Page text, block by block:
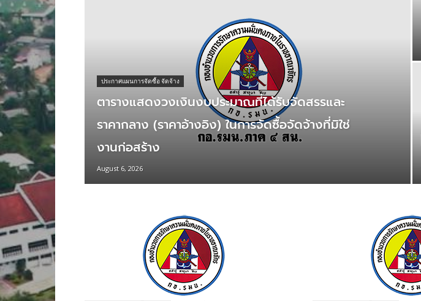
ประกาศแผนการจัดซื้อ จัดจ้าง
ตารางแสดงวงเงินงบประมาณที่ได้รับจัดสรรและ
ราคากลาง (ราคาอ้างอิง) ในการจัดซื้อจัดจ้างที่มิใช่
งานก่อสร้าง
August 6, 2026